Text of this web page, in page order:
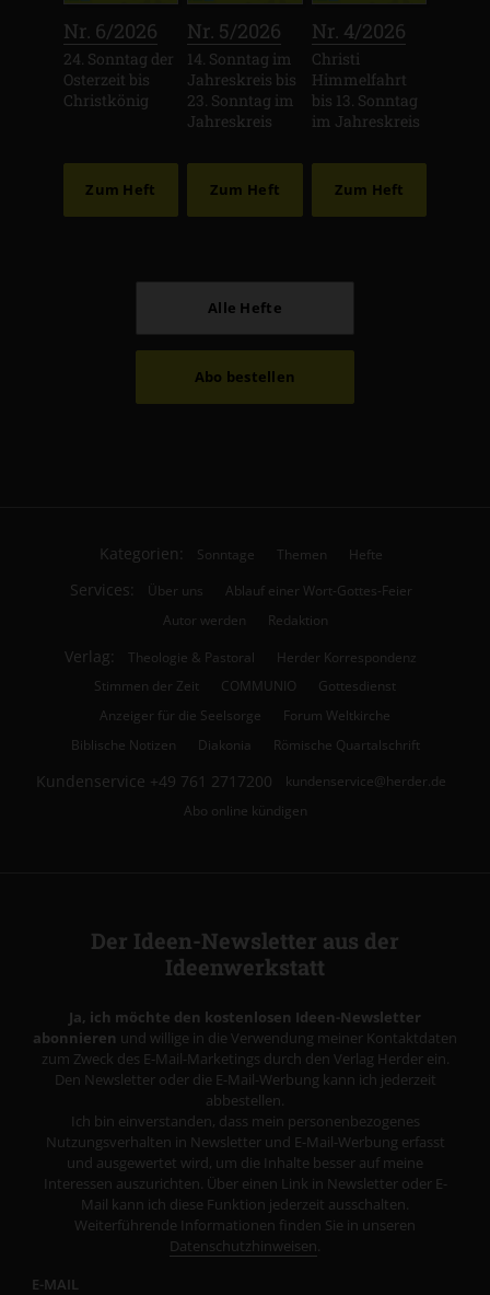
Nr. 6/2026
24. Sonntag der
Osterzeit bis
Christkönig
Zum Heft
Nr. 5/2026
14. Sonntag im
Jahreskreis bis
23. Sonntag im
Jahreskreis
Zum Heft
Nr. 4/2026
Christi
Himmelfahrt
bis 13. Sonntag
im Jahreskreis
Zum Heft
Alle Hefte
Abo bestellen
Kategorien: Sonntage Themen Hefte
Services: Über uns
Ablauf einer Wort-Gottes-Feier
Autor werden
Redaktion
Verlag: Theologie & Pastoral
Herder Korrespondenz
Stimmen der Zeit
COMMUNIO
Gottesdienst
Anzeiger für die Seelsorge
Forum Weltkirche
Biblische Notizen
Diakonia Römische Quartalschrift
Kundenservice +49 761 2717200
kundenservice@herder.de
Abo online kündigen
Der Ideen-Newsletter aus der
Ideenwerkstatt
Ja, ich möchte den kostenlosen Ideen-Newsletter
abonnieren und willige in die Verwendung meiner Kontaktdaten
zum Zweck des E-Mail-Marketings durch den Verlag Herder ein.
Den Newsletter oder die E-Mail-Werbung kann ich jederzeit
abbestellen.
Ich bin einverstanden, dass mein personenbezogenes
Nutzungsverhalten in Newsletter und E-Mail-Werbung erfasst
und ausgewertet wird, um die Inhalte besser auf meine
Interessen auszurichten. Über einen Link in Newsletter oder E-
Mail kann ich diese Funktion jederzeit ausschalten.
Weiterführende Informationen finden Sie in unseren
Datenschutzhinweisen.
E-MAIL